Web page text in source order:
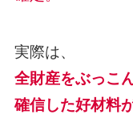
実際は、
全財産をぶっこ
確信した好材料